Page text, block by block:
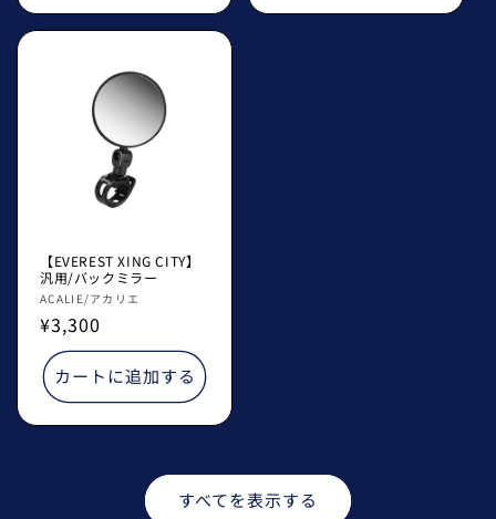
【EVEREST XING CITY】
汎用/バックミラー
販
売
元:
ACALIE/アカリエ
通
常
価
格
¥3,300
カートに追加する
すべてを表示する